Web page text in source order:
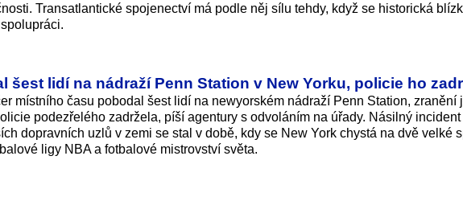
Transatlantické spojenectví má podle něj sílu tehdy, když se historická
šest lidí na nádraží Penn Station v New Yorku, policie ho
místního času pobodal šest lidí na newyorském nádraží Penn Station, zranění
podezřelého zadržela, píší agentury s odvoláním na úřady. Násilný incident
dopravních uzlů v zemi se stal v době, kdy se New York chystá na dvě velké
ligy NBA a fotbalové mistrovství světa.